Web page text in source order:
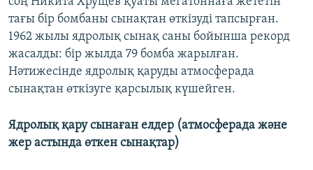
тағы бір бомбаны сынақтан өткізуді тапсырған.
1962 жылы ядролық сынақ саны бойынша рекорд
жасалды: бір жылда 79 бомба жарылған.
Нәтижесінде ядролық қаруды атмосферада
сынақтан өткізуге қарсылық күшейген.
Ядролық қару сынаған елдер (атмосферада және
жер астында өткен сынақтар)